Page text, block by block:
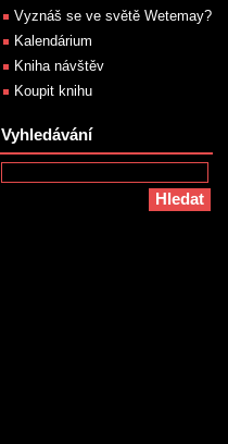
Vyznáš se ve světě Wetemay?
Kalendárium
Kniha návštěv
Koupit knihu
Vyhledávání